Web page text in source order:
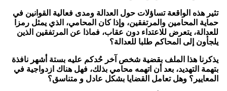
تثير هذه الواقعة تساؤلات حول العدالة ومدى فعالية القوانين في
حماية المحامين والمرتفقين، وإذا كان المحامي، الذي يمثل رمزا
للعدالة، يتعرض للاعتداء دون عقاب، فماذا عن المرتفقين الذين
يلجأون إلى المحاكم طلبا للعدالة؟
يذكرنا هذا الملف بقضية شخص آخر حُدكم عليه بستة أشهر نافذة
بتهمة التهديد، بعد أن اتهمه محامي بذلك، فهل هناك ازدواجية في
المعايير؟ وهل تعامل القضايا بشكل عادل و متناسق؟